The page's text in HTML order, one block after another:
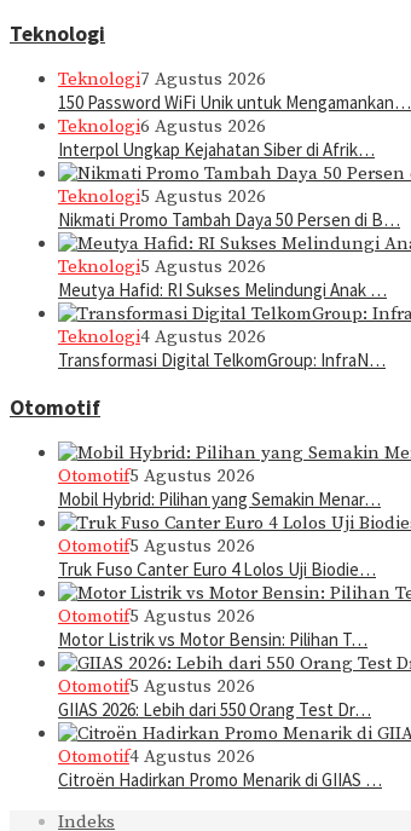
Teknologi
Teknologi7 Agustus 2026
150 Password WiFi Unik untuk Mengamankan…
Teknologi6 Agustus 2026
Interpol Ungkap Kejahatan Siber di Afrik…
Teknologi5 Agustus 2026
Nikmati Promo Tambah Daya 50 Persen di B…
Teknologi5 Agustus 2026
Meutya Hafid: RI Sukses Melindungi Anak …
Teknologi4 Agustus 2026
Transformasi Digital TelkomGroup: InfraN…
Otomotif
Otomotif5 Agustus 2026
Mobil Hybrid: Pilihan yang Semakin Menar…
Otomotif5 Agustus 2026
Truk Fuso Canter Euro 4 Lolos Uji Biodie…
Otomotif5 Agustus 2026
Motor Listrik vs Motor Bensin: Pilihan T…
Otomotif5 Agustus 2026
GIIAS 2026: Lebih dari 550 Orang Test Dr…
Otomotif4 Agustus 2026
Citroën Hadirkan Promo Menarik di GIIAS …
Indeks